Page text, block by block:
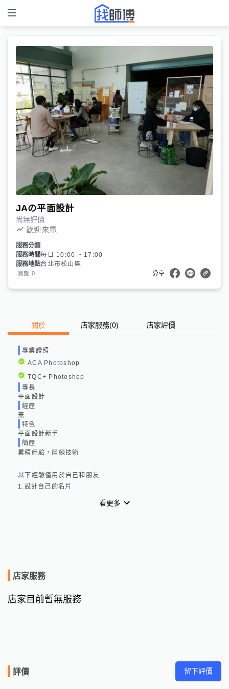
JAの平面設計
尚無評價
歡迎來電
服務分類
服務時間每日 10:00 ~ 17:00
服務地點台北市松山區
瀏覽 0 分享
關於 店家服務(0) 店家評價
專業證照
ACA Photoshop
TQC+ Photoshop
專長
平面設計
經歷
無
特色
平面設計新手
簡歷
累積經驗，磨練技術
以下經驗僅用於自己和朋友
1.設計自己的名片
看更多
店家服務
店家目前暫無服務
評價 留下評價